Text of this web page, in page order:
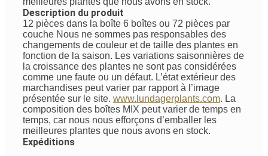
Description du produit
12 pièces dans la boîte 6 boîtes ou 72 pièces par
couche Nous ne sommes pas responsables des
changements de couleur et de taille des plantes en
fonction de la saison. Les variations saisonnières de
la croissance des plantes ne sont pas considérées
comme une faute ou un défaut. L’état extérieur des
marchandises peut varier par rapport à l’image
présentée sur le site. www.lundagerplants.com. La
composition des boîtes MIX peut varier de temps en
temps, car nous nous efforçons d’emballer les
meilleures plantes que nous avons en stock.
Expéditions